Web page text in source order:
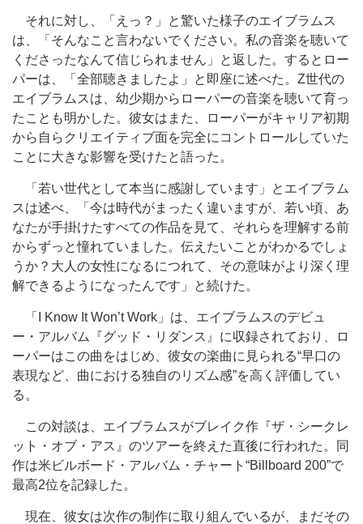
それに対し、「えっ？」と驚いた様子のエイブラムス
は、「そんなこと言わないでください。私の音楽を聴いて
くださったなんて信じられません」と返した。するとロー
パーは、「全部聴きましたよ」と即座に述べた。Z世代の
エイブラムスは、幼少期からローパーの音楽を聴いて育っ
たことも明かした。彼女はまた、ローパーがキャリア初期
から自らクリエイティブ面を完全にコントロールしていた
ことに大きな影響を受けたと語った。
「若い世代として本当に感謝しています」とエイブラム
スは述べ、「今は時代がまったく違いますが、若い頃、あ
なたが手掛けたすべての作品を見て、それらを理解する前
からずっと憧れていました。伝えたいことがわかるでしょ
うか？大人の女性になるにつれて、その意味がより深く理
解できるようになったんです」と続けた。
「I Know It Won’t Work」は、エイブラムスのデビュ
ー・アルバム『グッド・リダンス』に収録されており、ロ
ーパーはこの曲をはじめ、彼女の楽曲に見られる“早口の
表現など、曲における独自のリズム感”を高く評価してい
る。
この対談は、エイブラムスがブレイク作『ザ・シークレ
ット・オブ・アス』のツアーを終えた直後に行われた。同
作は米ビルボード・アルバム・チャート“Billboard 200”で
最高2位を記録した。
現在、彼女は次作の制作に取り組んでいるが、まだその